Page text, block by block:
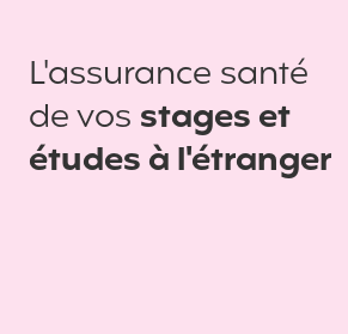
L'assurance santé
de vos stages et
études à l'étranger